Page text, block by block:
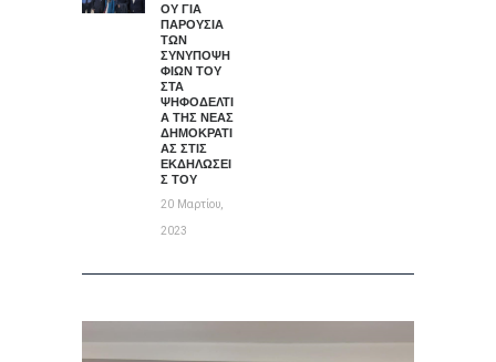
ΟΥ ΓΙΑ
ΠΑΡΟΥΣΊΑ
ΤΩΝ
ΣΥΝΥΠΟΨΗ
ΦΊΩΝ ΤΟΥ
ΣΤΑ
ΨΗΦΟΔΈΛΤΙ
Α ΤΗΣ ΝΈΑΣ
ΔΗΜΟΚΡΑΤΊ
ΑΣ ΣΤΙΣ
ΕΚΔΗΛΏΣΕΙ
Σ ΤΟΥ
20 Μαρτίου,
2023